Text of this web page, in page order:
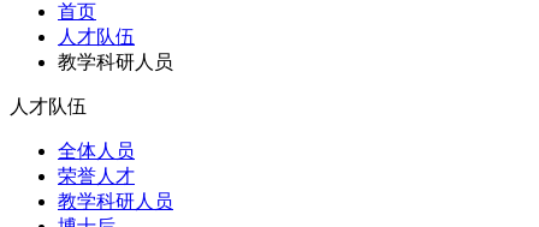
首页
人才队伍
教学科研人员
人才队伍
全体人员
荣誉人才
教学科研人员